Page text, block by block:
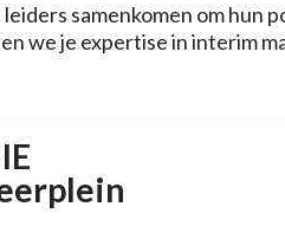
samenkomen om hun
we je expertise in interim